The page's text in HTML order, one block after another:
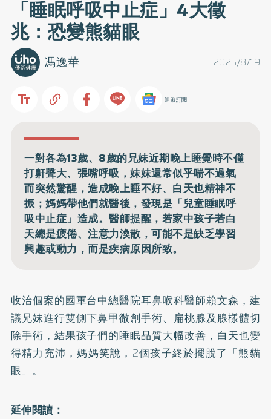
「睡眠呼吸中止症」4大徵
兆：恐變熊貓眼
2025/8/19
馮逸華
追蹤訂閱
一對各為13歲、8歲的兄妹近期晚上睡覺時不僅
打鼾聲大、張嘴呼吸，妹妹還常似乎喘不過氣
而突然驚醒，造成晚上睡不好、白天也精神不
振；媽媽帶他們就醫後，發現是「兒童睡眠呼
吸中止症」造成。醫師提醒，若家中孩子若白
天總是疲倦、注意力渙散，可能不是缺乏學習
興趣或動力，而是疾病原因所致。
收治個案的國軍台中總醫院耳鼻喉科醫師賴文森，建
議兄妹進行雙側下鼻甲微創手術、扁桃腺及腺樣體切
除手術，結果孩子們的睡眠品質大幅改善，白天也變
得精力充沛，媽媽笑說，2個孩子終於擺脫了「熊貓
眼」。
延伸閱讀：